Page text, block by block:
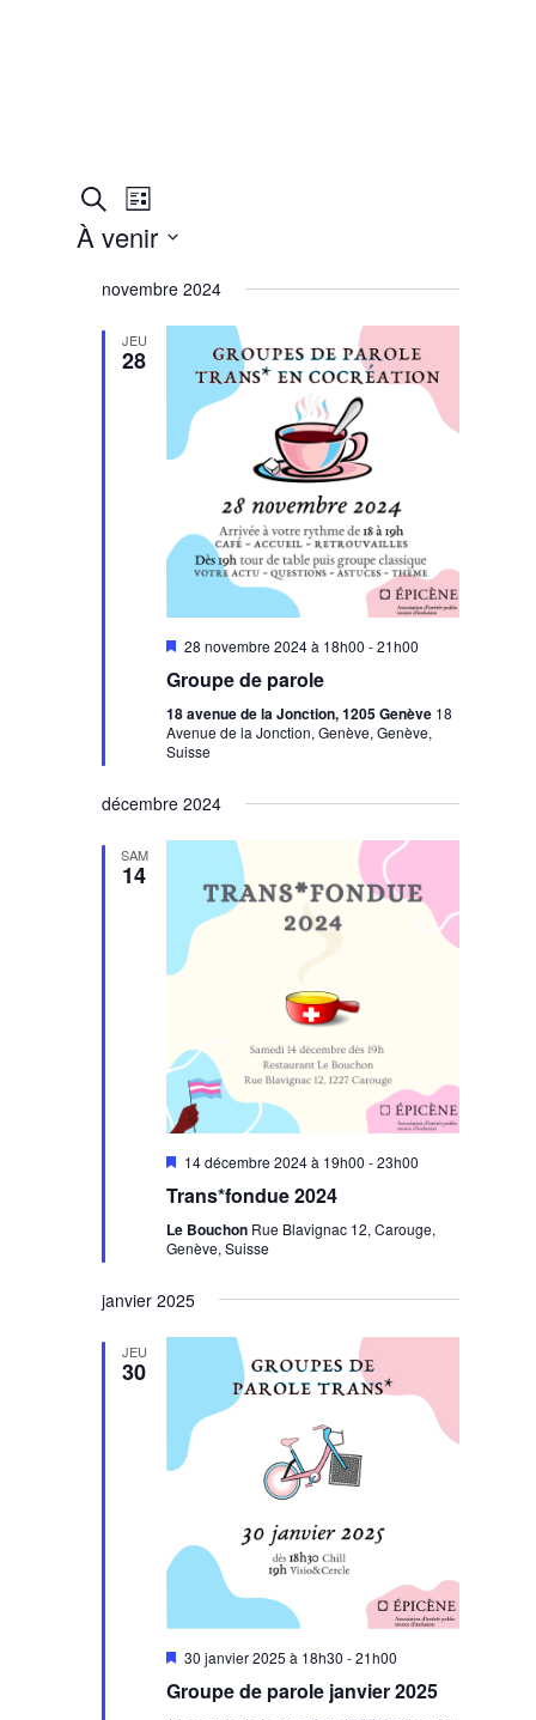
Recherche
et
navigation
de
vues
Évènements
RechercheNavigation
de
vues
Liste
À venir
unenovembre 2024
JEU
28
Mis
avant
28 novembre 2024 à 18h00 -21h00
Groupe de parole
18 avenue de la Jonction, 1205 Genève 18
Avenue de la Jonction, Genève, Genève,
Suisse
décembre 2024
SAM
14
Mis
avant
14 décembre 2024 à 19h00 -23h00
Trans*fondue 2024
Le Bouchon Rue Blavignac 12, Carouge,
Genève, Suisse
janvier 2025
JEU
30
Mis
avant
30 janvier 2025 à 18h30 -21h00
Groupe de parole janvier 2025